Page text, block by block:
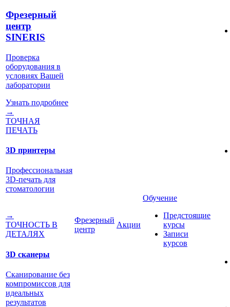
Фрезерный
центр
SINERIS
Проверка
оборудования в
условиях Вашей
лаборатории
Узнать подробнее
→
ТОЧНАЯ
ПЕЧАТЬ
3D принтеры
Профессиональная
3D-печать для
стоматологии
→
ТОЧНОСТЬ В
ДЕТАЛЯХ
3D сканеры
Сканирование без
компромиссов для
идеальных
результатов
Фрезерный
центр
Акции
Обучение
Предстоящие
курсы
Записи
курсов